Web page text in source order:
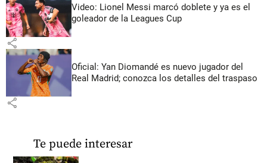
Video: Lionel Messi marcó doblete y ya es el
goleador de la Leagues Cup
share
Oficial: Yan Diomandé es nuevo jugador del
Real Madrid; conozca los detalles del traspaso
share
Te puede interesar